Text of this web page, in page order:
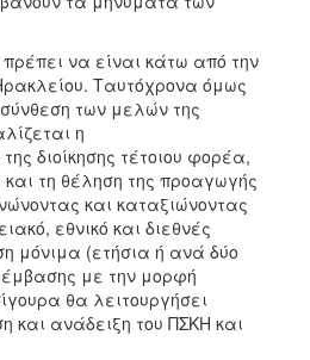
να είναι κάτω από την
Ταυτόχρονα όμως
των μελών της
η
διοίκησης τέτοιου φορέα,
και τη θέληση της προαγωγής
και καταξιώνοντας
εθνικό και διεθνές
μόνιμα (ετήσια ή ανά δύο
με την μορφή
θα λειτουργήσει
και ανάδειξη του ΠΣΚΗ και